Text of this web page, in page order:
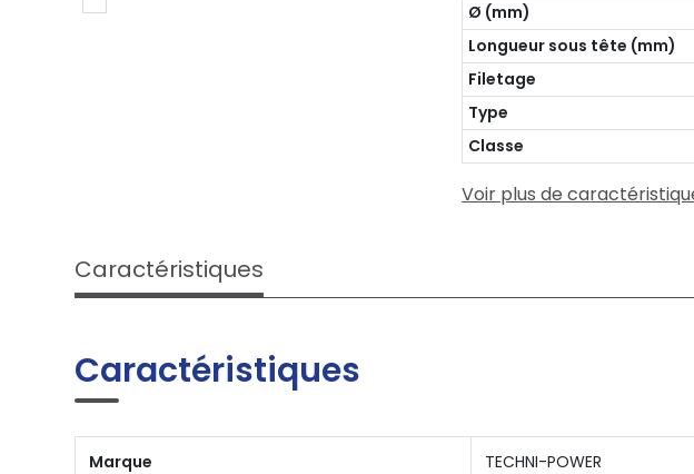
Ø (mm)
Longueur sous tête (mm)
Filetage
Type
Classe
Voir plus de
Caractéristiques
Caractéristiques
Marque TECHNI-POWER